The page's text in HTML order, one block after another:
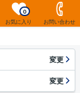
お気に入り
0
お問い合わせ
変更
変更